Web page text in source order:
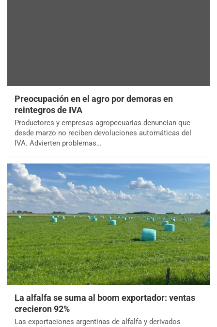
Preocupación en el agro por demoras en
reintegros de IVA
Productores y empresas agropecuarias denuncian que
desde marzo no reciben devoluciones automáticas del
IVA. Advierten problemas…
La alfalfa se suma al boom exportador: ventas
crecieron 92%
Las exportaciones argentinas de alfalfa y derivados